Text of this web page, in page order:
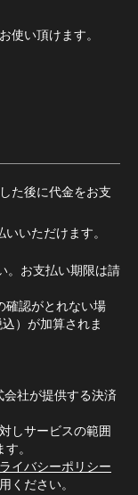
使い頂けます。
た後に代金をお支
いただけます。
。お支払い期限は請
確認がとれない場
）が加算されま
社が提供する決済
しサービスの範囲
。
イバシーポリシー
ください。